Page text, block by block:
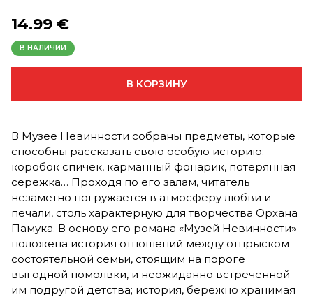
14.99 €
В НАЛИЧИИ
В КОРЗИНУ
В Музее Невинности собраны предметы, которые
способны рассказать свою особую историю:
коробок спичек, карманный фонарик, потерянная
сережка… Проходя по его залам, читатель
незаметно погружается в атмосферу любви и
печали, столь характерную для творчества Орхана
Памука. В основу его романа «Музей Невинности»
положена история отношений между отпрыском
состоятельной семьи, стоящим на пороге
выгодной помолвки, и неожиданно встреченной
им подругой детства; история, бережно хранимая